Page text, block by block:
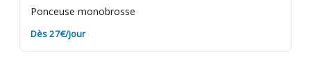
Ponceuse monobrosse
Dès 27€/jour